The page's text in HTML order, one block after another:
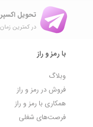
تحویل
در کمترین
با رمز و راز
وبلاگ
فروش در رمز و راز
همکاری با رمز و راز
فرصت‌های شغلی